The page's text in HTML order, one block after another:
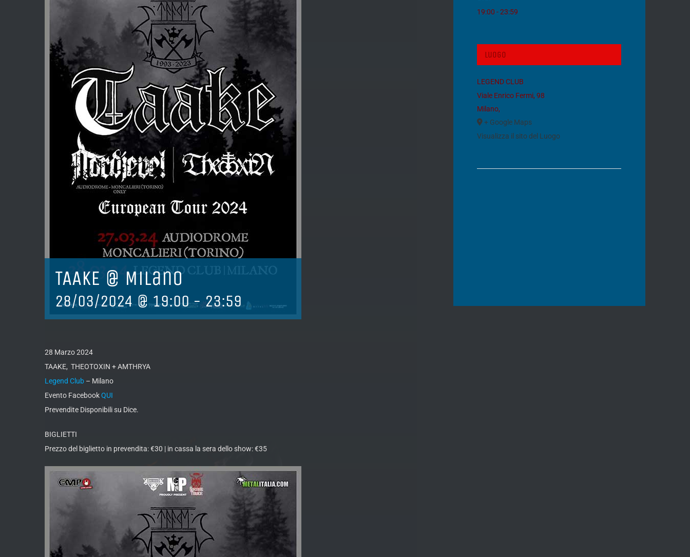
TAAKE @ Milano
28/03/2024 @ 19:00-23:59
28 Marzo 2024
TAAKE, THEOTOXIN + AMTHRYA
Legend Club – Milano
Evento FacebookQUI
Prevendite Disponibili su Dice.
BIGLIETTI
Prezzo del biglietto in prevendita: €30 | in cassa la sera dello show: €35
19:00 - 23:59
Luogo
LEGEND CLUB
Viale Enrico Fermi, 98
Milano,
+ Google Maps
Visualizza il sito del Luogo